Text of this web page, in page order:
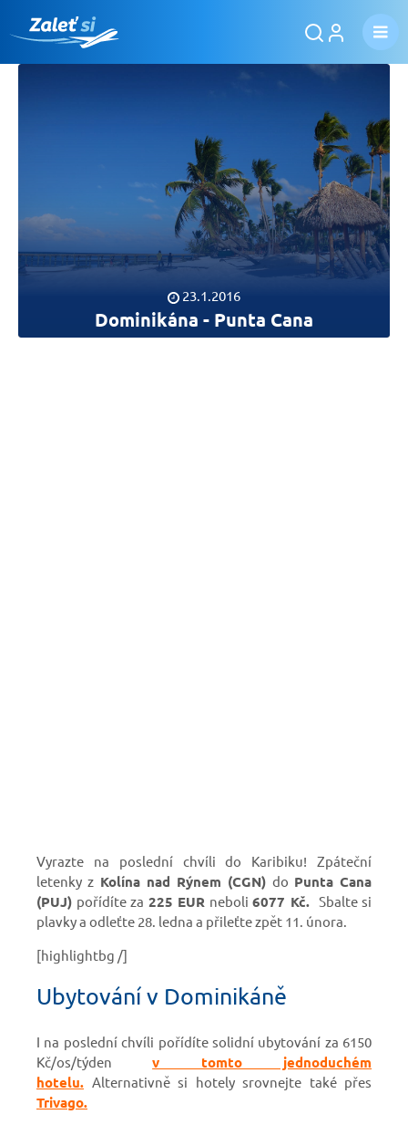
23.1.2016
Dominikána - Punta Cana
Vyrazte na poslední chvíli do Karibiku! Zpáteční
letenky z Kolína nad Rýnem (CGN) do Punta Cana
(PUJ) pořídíte za 225 EUR neboli 6077 Kč. Sbalte si
plavky a odleťte 28. ledna a přileťte zpět 11. února.
[highlightbg /]
Ubytování v Dominikáně
I na poslední chvíli pořídíte solidní ubytování za 6150
Kč/os/týdenv tomto jednoduchém
hotelu. Alternativně si hotely srovnejte také přes
Trivago.